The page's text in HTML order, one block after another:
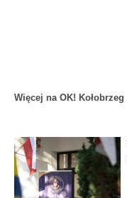
Więcej na OK! Kołobrzeg